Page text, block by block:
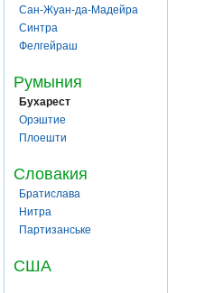
Сан-Жуан-да-Мадейра
Синтра
Фелгейраш
Румыния
Бухарест
Орэштие
Плоешти
Словакия
Братислава
Нитра
Партизанське
США